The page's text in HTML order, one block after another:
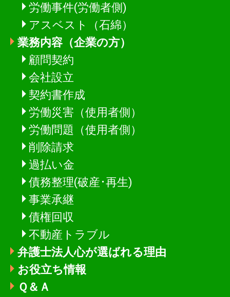
労働事件(労働者側)
アスベスト（石綿）
業務内容（企業の方）
顧問契約
会社設立
契約書作成
労働災害（使用者側）
労働問題（使用者側）
削除請求
過払い金
債務整理(破産･再生)
事業承継
債権回収
不動産トラブル
弁護士法人心が選ばれる理由
お役立ち情報
Ｑ＆Ａ